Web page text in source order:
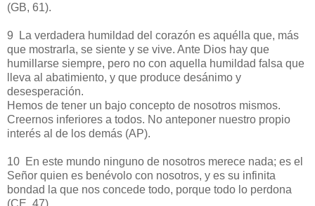
(GB, 61).
9 La verdadera humildad del corazón es aquélla que, más
que mostrarla, se siente y se vive. Ante Dios hay que
humillarse siempre, pero no con aquella humildad falsa que
lleva al abatimiento, y que produce desánimo y
desesperación.
Hemos de tener un bajo concepto de nosotros mismos.
Creernos inferiores a todos. No anteponer nuestro propio
interés al de los demás (AP).
10 En este mundo ninguno de nosotros merece nada; es el
Señor quien es benévolo con nosotros, y es su infinita
bondad la que nos concede todo, porque todo lo perdona
(CE, 47).